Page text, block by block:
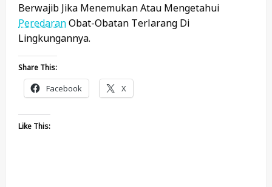
Berwajib Jika Menemukan Atau Mengetahui
PeredaranObat-Obatan Terlarang Di
Lingkungannya.
Share This:
Facebook X
Like This: